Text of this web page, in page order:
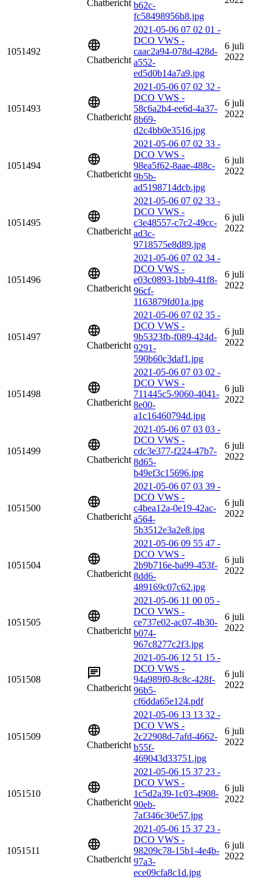
Chatbericht b62c-
fc58498956b8.jpg
1051492
Chatbericht
2021-05-06 07 02 01 -
DCO VWS -
caac2a94-078d-428d-
a552-
ed5d0b14a7a9.jpg
6 juli
2022
1051493
Chatbericht
2021-05-06 07 02 32 -
DCO VWS -
58c6a2b4-ee6d-4a37-
8b69-
d2c4bb0e3516.jpg
6 juli
2022
1051494
Chatbericht
2021-05-06 07 02 33 -
DCO VWS -
98ea5f62-8aae-488c-
9b5b-
ad5198714dcb.jpg
6 juli
2022
1051495
Chatbericht
2021-05-06 07 02 33 -
DCO VWS -
c3e48557-c7c2-49cc-
ad3c-
9718575e8d89.jpg
6 juli
2022
1051496
Chatbericht
2021-05-06 07 02 34 -
DCO VWS -
e03c0893-1bb9-41f8-
96cf-
1163879fd01a.jpg
6 juli
2022
1051497
Chatbericht
2021-05-06 07 02 35 -
DCO VWS -
9b5323fb-f089-424d-
9291-
590b60c3daf1.jpg
6 juli
2022
1051498
Chatbericht
2021-05-06 07 03 02 -
DCO VWS -
711445c5-9060-4041-
8e00-
a1c16460794d.jpg
6 juli
2022
1051499
Chatbericht
2021-05-06 07 03 03 -
DCO VWS -
cdc3e377-f224-47b7-
8d65-
b49ef3c15696.jpg
6 juli
2022
1051500
Chatbericht
2021-05-06 07 03 39 -
DCO VWS -
c4bea12a-0e19-42ac-
a564-
5b3512e3a2e8.jpg
6 juli
2022
1051504
Chatbericht
2021-05-06 09 55 47 -
DCO VWS -
2b9b716e-ba99-453f-
8dd6-
489169c07c62.jpg
6 juli
2022
1051505
Chatbericht
2021-05-06 11 00 05 -
DCO VWS -
ce737e02-ac07-4b30-
b074-
967c8277c2f3.jpg
6 juli
2022
1051508
Chatbericht
2021-05-06 12 51 15 -
DCO VWS -
94a989f0-8c8c-428f-
96b5-
cf6dda65e124.pdf
6 juli
2022
1051509
Chatbericht
2021-05-06 13 13 32 -
DCO VWS -
2c22908d-7afd-4662-
b55f-
469043d33751.jpg
6 juli
2022
1051510
Chatbericht
2021-05-06 15 37 23 -
DCO VWS -
1c5d2a39-1c03-4908-
90eb-
7af346c30e57.jpg
6 juli
2022
1051511
Chatbericht
2021-05-06 15 37 23 -
DCO VWS -
98209c78-15b1-4e4b-
97a3-
ece09cfa8c1d.jpg
6 juli
2022